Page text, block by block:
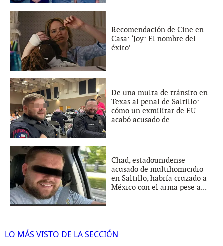
Recomendación de Cine en
Casa: ‘Joy: El nombre del
éxito’
De una multa de tránsito en
Texas al penal de Saltillo:
cómo un exmilitar de EU
acabó acusado de...
Chad, estadounidense
acusado de multihomicidio
en Saltillo, habría cruzado a
México con el arma pese a...
LO MÁS VISTO DE LA SECCIÓN